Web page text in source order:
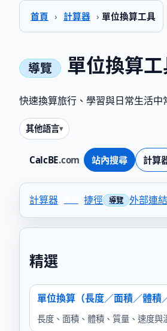
首頁 › 計算器 › 單位換算工具
CalcBE.com 站內搜尋 計算
單位換算
快速換算旅行、學習與日常生活中
其他語言
計算器 捷徑 外部連結
精選
單位換算（長度／面積／體積
長度、面積、體積、質量、速度